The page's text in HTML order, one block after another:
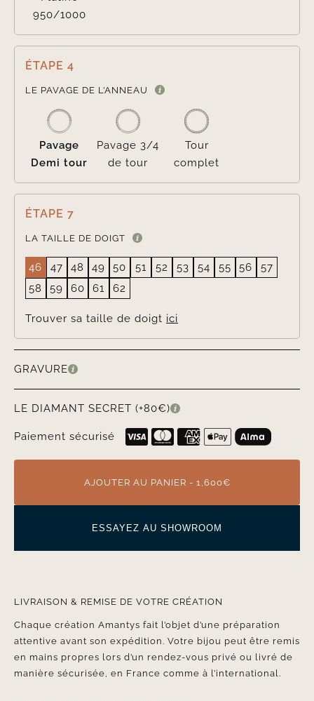
950/1000
ÉTAPE 4
LE PAVAGE DE L’ANNEAU
Pavage
Demi tour
Pavage 3/4
de tour
Tour
complet
ÉTAPE 7
LA TAILLE DE DOIGT
46 47 48 49 50 51 52 53 54 55 56
57
58
59 60 61 62
Trouver sa taille de doigt ici
GRAVURE
LE DIAMANT SECRET (+80€)
Paiement sécurisé
AJOUTER AU PANIER - 1,600€
ESSAYEZ AU SHOWROOM
LIVRAISON & REMISE DE VOTRE CRÉATION
Chaque création Amantys fait l’objet d’une préparation
attentive avant son expédition. Votre bijou peut être remis
en mains propres lors d’un rendez-vous privé ou livré de
manière sécurisée, en France comme à l’international.